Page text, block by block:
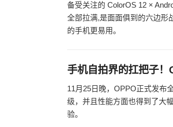
备受关注的 ColorOS 12 ×
全部拉满,是面面俱到的六边形
的手机更易用。
手机自拍界的扛把子
11月25日晚，OPPO正式发布
级，并且性能方面也得到了大
验。